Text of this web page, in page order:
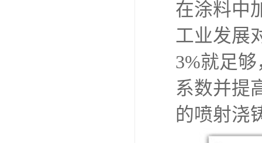
在涂料中
工业发展
3%就足
系数并提
的喷射浇